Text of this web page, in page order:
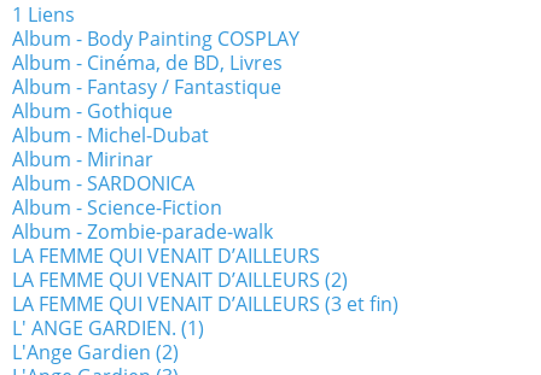
1 Liens
Album - Body Painting COSPLAY
Album - Cinéma, de BD, Livres
Album - Fantasy / Fantastique
Album - Gothique
Album - Michel-Dubat
Album - Mirinar
Album - SARDONICA
Album - Science-Fiction
Album - Zombie-parade-walk
LA FEMME QUI VENAIT D’AILLEURS
LA FEMME QUI VENAIT D’AILLEURS (2)
LA FEMME QUI VENAIT D’AILLEURS (3 et fin)
L' ANGE GARDIEN. (1)
L'Ange Gardien (2)